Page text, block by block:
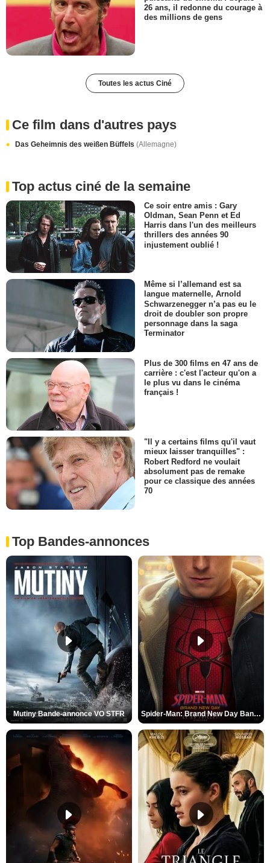
26 ans, il redonne du courage à
des millions de gens
Toutes les actus Ciné
Ce film dans d'autres pays
Das Geheimnis des weißen Büffels (Allemagne)
Top actus ciné de la semaine
Ce soir entre amis : Gary
Oldman, Sean Penn et Ed
Harris dans l'un des meilleurs
thrillers des années 90
injustement oublié !
Même si l’allemand est sa
langue maternelle, Arnold
Schwarzenegger n’a pas eu le
droit de doubler son propre
personnage dans la saga
Terminator
Plus de 300 films en 47 ans de
carrière : c'est l'acteur qu'on a
le plus vu dans le cinéma
français !
"Il y a certains films qu'il vaut
mieux laisser tranquilles" :
Robert Redford ne voulait
absolument pas de remake
pour ce classique des années
70
Top Bandes-annonces
Mutiny Bande-annonce VO STFR Spider-Man: Brand New Day Bande-annonce VO STFR